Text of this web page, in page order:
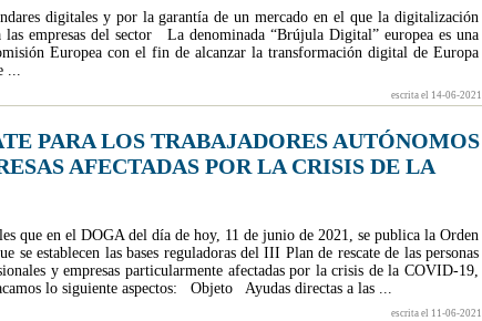
digitales y por la garantía de un mercado en el que la digitalización
las empresas del sector La denominada “Brújula Digital” europea es una
Europea con el fin de alcanzar la transformación digital de Europa
escrita el 14-06-2021
PARA LOS TRABAJADORES AUTÓNOMOS
AFECTADAS POR LA CRISIS DE LA
que en el DOGA del día de hoy, 11 de junio de 2021, se publica la Orden
se establecen las bases reguladoras del III Plan de rescate de las personas
y empresas particularmente afectadas por la crisis de la COVID-19,
lo siguiente aspectos: Objeto Ayudas directas a las ...
escrita el 11-06-2021